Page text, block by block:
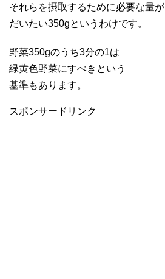
それらを摂取するために必要な量が
だいたい350gというわけです。
野菜350gのうち3分の1は
緑黄色野菜にすべきという
基準もあります。
スポンサードリンク